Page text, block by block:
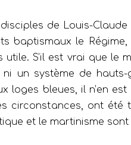
de Louis-
baptismaux le
S’il est vrai que le
un système de
loges bleues, il n’en
circonstances, ont été
et le martinisme sont